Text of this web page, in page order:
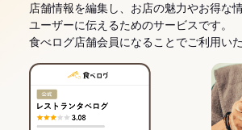
店舗情報を編集し、お店の魅力やお得な
ユーザーに伝えるためのサービスです。
食べログ店舗会員になることでご利用いた